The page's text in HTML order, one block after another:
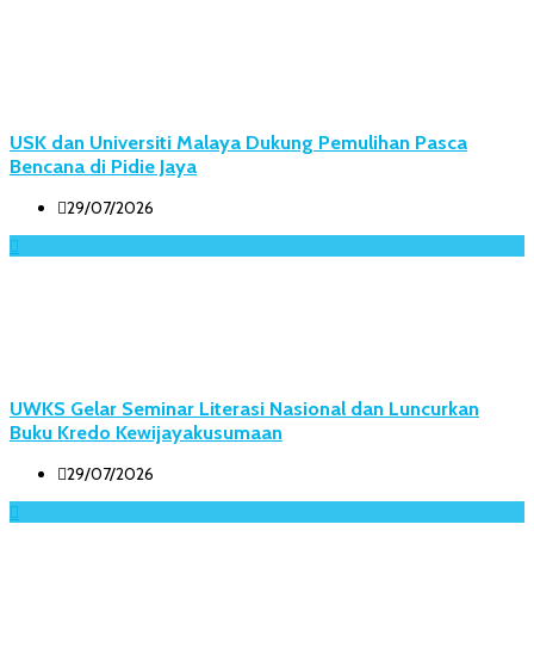
USK dan Universiti Malaya Dukung Pemulihan Pasca
Bencana di Pidie Jaya
29/07/2026
UWKS Gelar Seminar Literasi Nasional dan Luncurkan
Buku Kredo Kewijayakusumaan
29/07/2026